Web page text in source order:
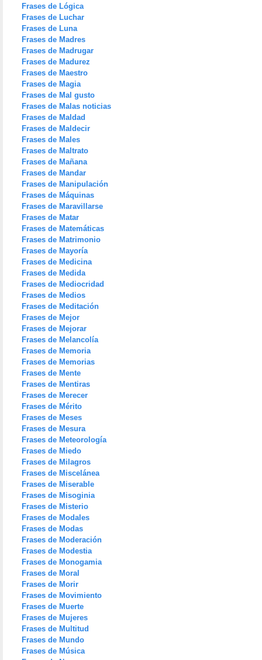
Frases de Lógica
Frases de Luchar
Frases de Luna
Frases de Madres
Frases de Madrugar
Frases de Madurez
Frases de Maestro
Frases de Magia
Frases de Mal gusto
Frases de Malas noticias
Frases de Maldad
Frases de Maldecir
Frases de Males
Frases de Maltrato
Frases de Mañana
Frases de Mandar
Frases de Manipulación
Frases de Máquinas
Frases de Maravillarse
Frases de Matar
Frases de Matemáticas
Frases de Matrimonio
Frases de Mayoría
Frases de Medicina
Frases de Medida
Frases de Mediocridad
Frases de Medios
Frases de Meditación
Frases de Mejor
Frases de Mejorar
Frases de Melancolía
Frases de Memoria
Frases de Memorias
Frases de Mente
Frases de Mentiras
Frases de Merecer
Frases de Mérito
Frases de Meses
Frases de Mesura
Frases de Meteorología
Frases de Miedo
Frases de Milagros
Frases de Miscelánea
Frases de Miserable
Frases de Misoginia
Frases de Misterio
Frases de Modales
Frases de Modas
Frases de Moderación
Frases de Modestia
Frases de Monogamia
Frases de Moral
Frases de Morir
Frases de Movimiento
Frases de Muerte
Frases de Mujeres
Frases de Multitud
Frases de Mundo
Frases de Música